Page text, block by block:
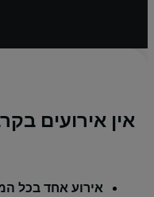
אין אירועים
אירוע אחד בכל